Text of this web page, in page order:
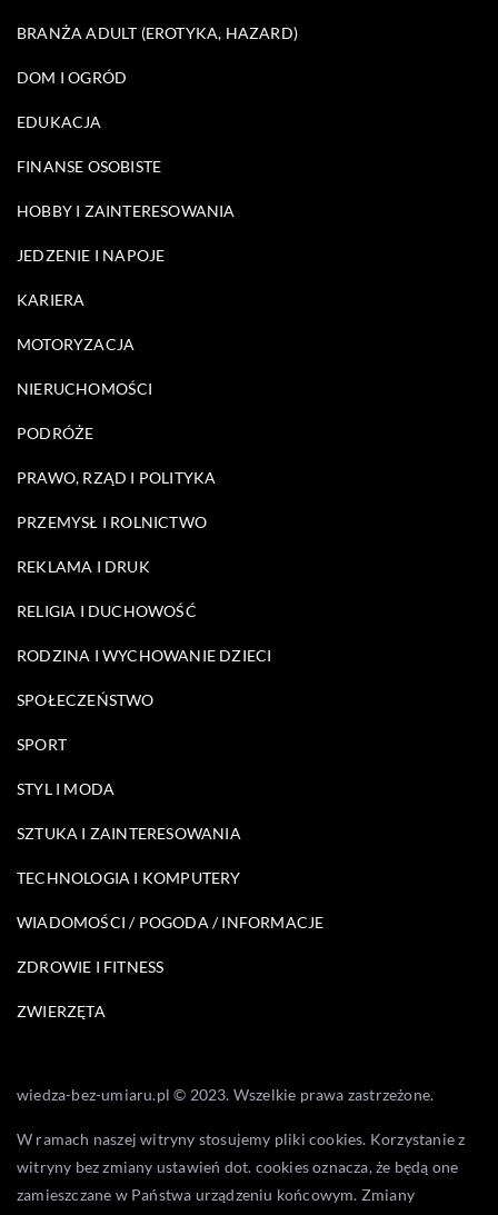
BRANŻA ADULT (EROTYKA, HAZARD)
DOM I OGRÓD
EDUKACJA
FINANSE OSOBISTE
HOBBY I ZAINTERESOWANIA
JEDZENIE I NAPOJE
KARIERA
MOTORYZACJA
NIERUCHOMOŚCI
PODRÓŻE
PRAWO, RZĄD I POLITYKA
PRZEMYSŁ I ROLNICTWO
REKLAMA I DRUK
RELIGIA I DUCHOWOŚĆ
RODZINA I WYCHOWANIE DZIECI
SPOŁECZEŃSTWO
SPORT
STYL I MODA
SZTUKA I ZAINTERESOWANIA
TECHNOLOGIA I KOMPUTERY
WIADOMOŚCI / POGODA / INFORMACJE
ZDROWIE I FITNESS
ZWIERZĘTA
wiedza-bez-umiaru.pl © 2023. Wszelkie prawa zastrzeżone.
W ramach naszej witryny stosujemy pliki cookies. Korzystanie z
witryny bez zmiany ustawień dot. cookies oznacza, że będą one
zamieszczane w Państwa urządzeniu końcowym. Zmiany